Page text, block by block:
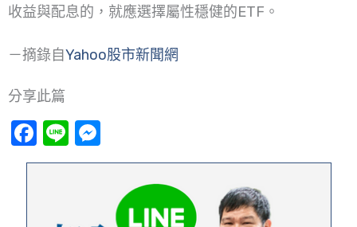
收益與配息的，就應選擇屬性穩健的ETF。
－摘錄自Yahoo股市新聞網
分享此篇
Facebook
Line